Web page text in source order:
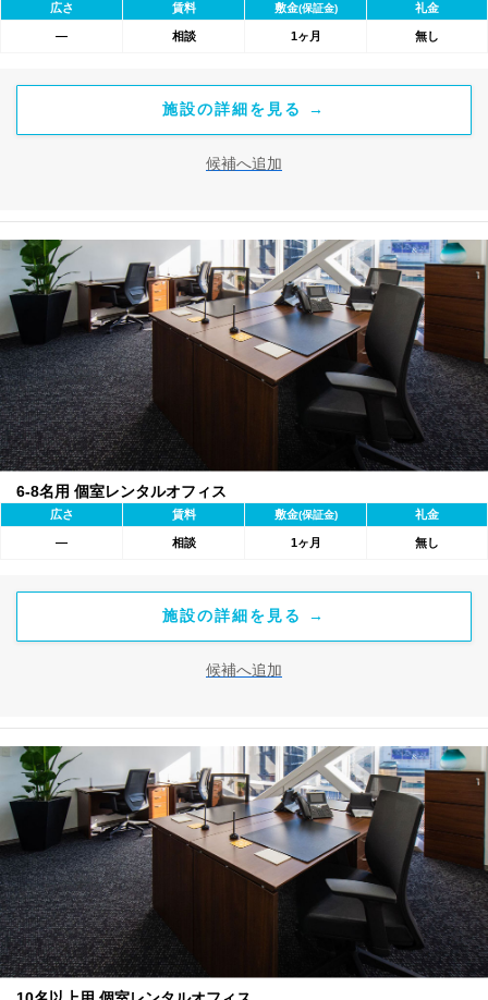
広さ 賃料 敷金(保証金) 礼金
― 相談 1ヶ月 無し
施設の詳細を見る →
候補へ追加
6-8名用 個室レンタルオフィス
広さ 賃料 敷金(保証金) 礼金
― 相談 1ヶ月 無し
施設の詳細を見る →
候補へ追加